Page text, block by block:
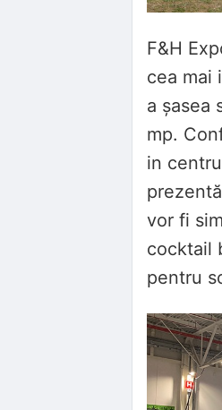
F&H
cea mai
a șasea
mp.
in
vor fi
cocktail
pentru